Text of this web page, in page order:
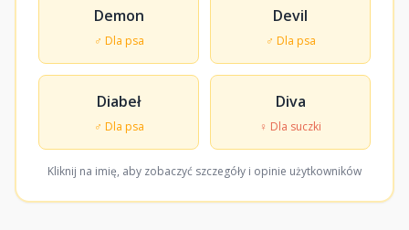
Demon
♂ Dla psa
Devil
♂ Dla psa
Diabeł
♂ Dla psa
Diva
♀ Dla suczki
Kliknij na imię, aby zobaczyć szczegóły i opinie użytkowników